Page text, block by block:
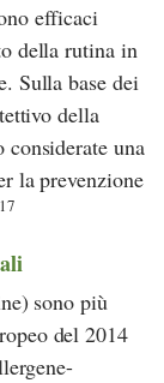
efficaci
della rutina in
Sulla base dei
della
considerate una
la prevenzione
17
sono più
del 2014